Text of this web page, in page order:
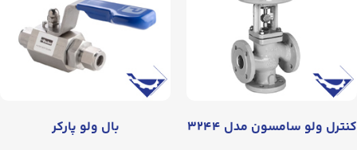
کنترل ولو سامسون مدل ۳۲۴۴ بال ولو پارکر